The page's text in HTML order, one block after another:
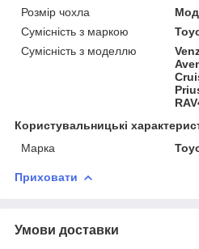
Розмір чохла
Сумісність з маркою
Сумісність з моделлю
Користувальницькі
Марка
Приховати
Умови доставки